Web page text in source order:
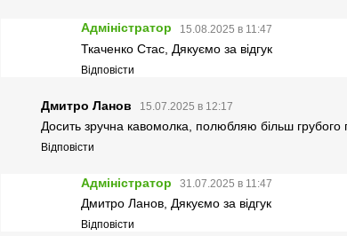
Адміністратор 15.08.2025 в 11:47
Ткаченко Стас, Дякуємо за відгук
Відповісти
Дмитро Ланов 15.07.2025 в 12:17
Досить зручна кавомолка, полюбляю більш
Відповісти
Адміністратор 31.07.2025 в 11:47
Дмитро Ланов, Дякуємо за відгук
Відповісти